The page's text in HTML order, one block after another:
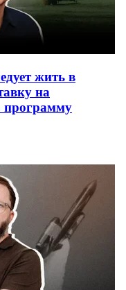
жить в
на
программу